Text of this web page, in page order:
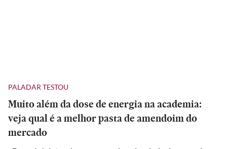
PALADAR TESTOU
Muito além da dose de energia na academia:
veja qual é a melhor pasta de amendoim do
mercado